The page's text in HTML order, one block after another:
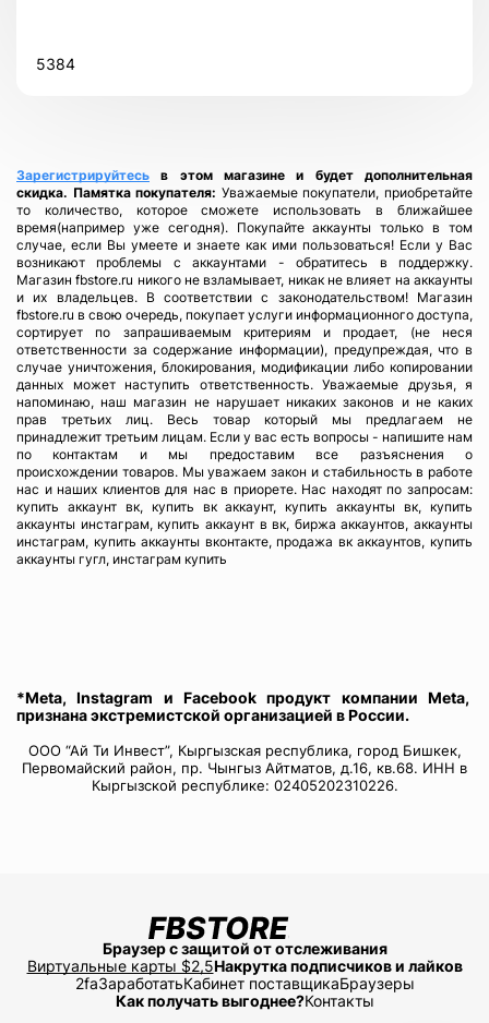
5384
Зарегистрируйтесь
в этом магазине и будет дополнительная
скидка. Памятка покупателя: Уважаемые покупатели, приобретайте
то количество, которое сможете использовать в ближайшее
время(например уже сегодня). Покупайте аккаунты только в том
случае, если Вы умеете и знаете как ими пользоваться! Если у Вас
возникают проблемы с аккаунтами - обратитесь в поддержку.
Магазин fbstore.ru никого не взламывает, никак не влияет на аккаунты
и их владельцев. В соответствии с законодательством! Магазин
fbstore.ru в свою очередь, покупает услуги информационного доступа,
сортирует по запрашиваемым критериям и продает, (не неся
ответственности за содержание информации), предупреждая, что в
случае уничтожения, блокирования, модификации либо копировании
данных может наступить ответственность. Уважаемые друзья, я
напоминаю, наш магазин не нарушает никаких законов и не каких
прав третьих лиц. Весь товар который мы предлагаем не
принадлежит третьим лицам. Если у вас есть вопросы - напишите нам
по контактам и мы предоставим все разъяснения о
происхождении товаров. Мы уважаем закон и стабильность в работе
нас и наших клиентов для нас в приорете. Нас находят по запросам:
купить аккаунт вк, купить вк аккаунт, купить аккаунты вк, купить
аккаунты инстаграм, купить аккаунт в вк, биржа аккаунтов, аккаунты
инстаграм, купить аккаунты вконтакте, продажа вк аккаунтов, купить
аккаунты гугл, инстаграм купить
*Meta, Instagram и Facebook продукт компании Meta,
признана экстремистской организацией в России.
ООО “Ай Ти Инвест”, Кыргызская республика, город Бишкек,
Первомайский район, пр. Чынгыз Айтматов, д.16, кв.68. ИНН в
Кыргызской республике: 02405202310226.
Браузер с защитой от отслеживания
Виртуальные карты $2,5Накрутка подписчиков и лайков
2faЗаработатьКабинет поставщикаБраузеры
Как получать выгоднее?Контакты